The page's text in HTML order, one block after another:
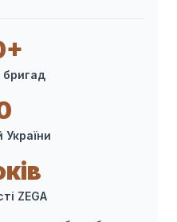
бригад
України
ZEGA